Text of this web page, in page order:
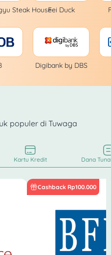
Steak HouseFei Duck
Digibank by DBS
populer di Tuwaga
Kartu Kredit Dana
Cashback Rp100.000